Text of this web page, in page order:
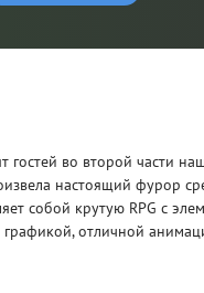
гостей во второй части
настоящий фурор
собой крутую RPG с
графикой, отличной
OBSCUR: EXPEDITION 33 НА
НА ПК